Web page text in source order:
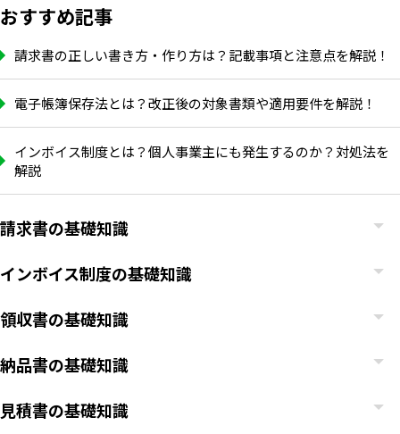
おすすめ記事
請求書の正しい書き方・作り方は？記載事項と注意点を解説！
電子帳簿保存法とは？改正後の対象書類や適用要件を解説！
インボイス制度とは？個人事業主にも発生するのか？対処法を
解説
請求書の基礎知識
インボイス制度の基礎知識
領収書の基礎知識
納品書の基礎知識
見積書の基礎知識